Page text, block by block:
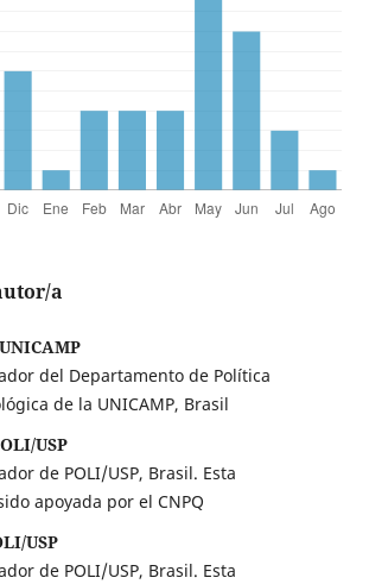
a
del Departamento de Política
de la UNICAMP, Brasil
USP
de POLI/USP, Brasil. Esta
apoyada por el CNPQ
USP
de POLI/USP, Brasil. Esta